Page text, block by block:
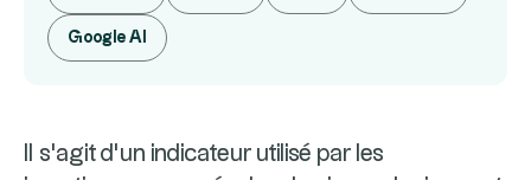
Google AI
Il s'agit d'un indicateur utilisé par les